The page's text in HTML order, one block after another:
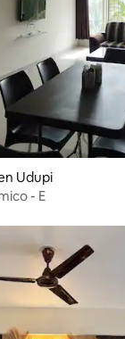
Udupi
- E